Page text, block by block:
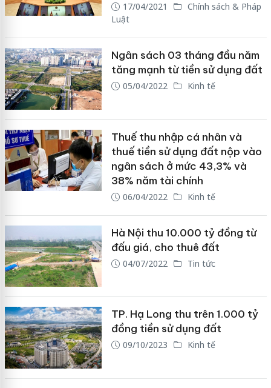
17/04/2021
Chính sách & Pháp
Luật
Ngân sách 03 tháng đầu năm
tăng mạnh từ tiền sử dụng đất
05/04/2022 Kinh tế
Thuế thu nhập cá nhân và
thuế tiền sử dụng đất nộp vào
ngân sách ở mức 43,3% và
38% năm tài chính
06/04/2022 Kinh tế
Hà Nội thu 10.000 tỷ đồng từ
đấu giá, cho thuê đất
04/07/2022 Tin tức
TP. Hạ Long thu trên 1.000 tỷ
đồng tiền sử dụng đất
09/10/2023 Kinh tế